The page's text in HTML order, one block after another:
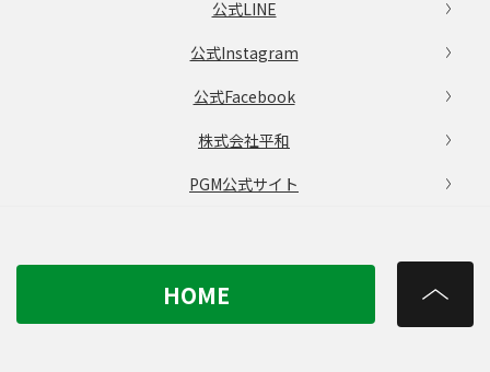
公式LINE
公式Instagram
公式Facebook
株式会社平和
PGM公式サイト
HOME